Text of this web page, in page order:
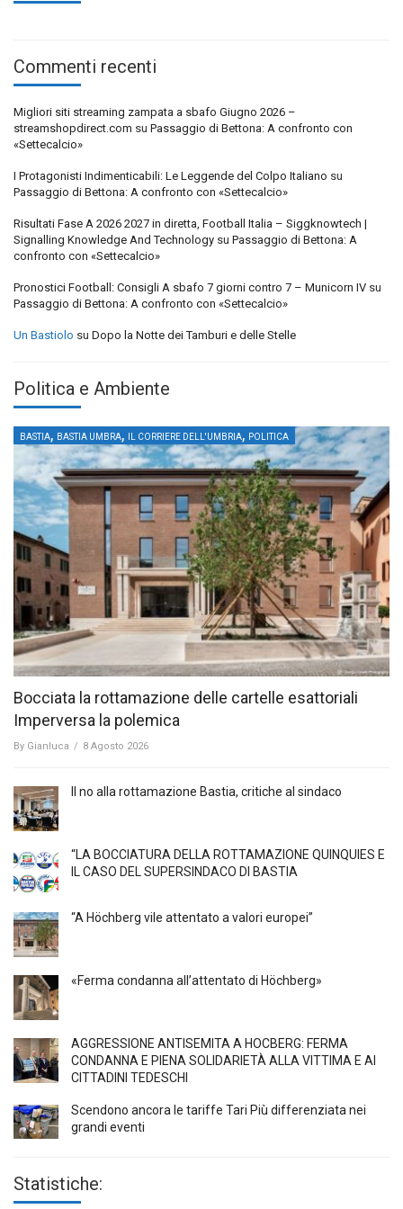
Commenti recenti
Migliori siti streaming zampata a sbafo Giugno 2026 –
streamshopdirect.com su Passaggio di Bettona: A confronto con
«Settecalcio»
I Protagonisti Indimenticabili: Le Leggende del Colpo Italiano su
Passaggio di Bettona: A confronto con «Settecalcio»
Risultati Fase A 2026 2027 in diretta, Football Italia – Siggknowtech |
Signalling Knowledge And Technology su Passaggio di Bettona: A
confronto con «Settecalcio»
Pronostici Football: Consigli A sbafo 7 giorni contro 7 – Municorn IV su
Passaggio di Bettona: A confronto con «Settecalcio»
Un Bastiolo su Dopo la Notte dei Tamburi e delle Stelle
Politica e Ambiente
BASTIA, BASTIA UMBRA, IL CORRIERE DELL'UMBRIA, POLITICA
Bocciata la rottamazione delle cartelle esattoriali
Imperversa la polemica
By Gianluca / 8 Agosto 2026
Il no alla rottamazione Bastia, critiche al sindaco
“LA BOCCIATURA DELLA ROTTAMAZIONE QUINQUIES E
IL CASO DEL SUPERSINDACO DI BASTIA
“A Höchberg vile attentato a valori europei”
«Ferma condanna all’attentato di Höchberg»
AGGRESSIONE ANTISEMITA A HÖCBERG: FERMA
CONDANNA E PIENA SOLIDARIETÀ ALLA VITTIMA E AI
CITTADINI TEDESCHI
Scendono ancora le tariffe Tari Più differenziata nei
grandi eventi
Statistiche: